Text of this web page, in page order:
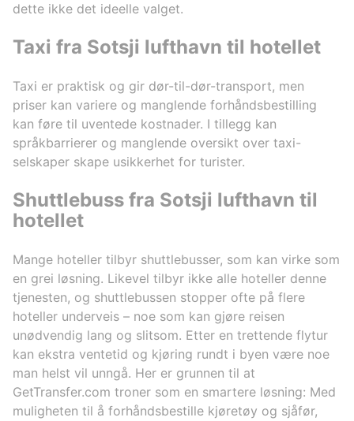
dette ikke det ideelle valget.
Taxi fra Sotsji lufthavn til hotellet
Taxi er praktisk og gir dør-til-dør-transport, men
priser kan variere og manglende forhåndsbestilling
kan føre til uventede kostnader. I tillegg kan
språkbarrierer og manglende oversikt over taxi-
selskaper skape usikkerhet for turister.
Shuttlebuss fra Sotsji lufthavn til
hotellet
Mange hoteller tilbyr shuttlebusser, som kan virke som
en grei løsning. Likevel tilbyr ikke alle hoteller denne
tjenesten, og shuttlebussen stopper ofte på flere
hoteller underveis – noe som kan gjøre reisen
unødvendig lang og slitsom. Etter en trettende flytur
kan ekstra ventetid og kjøring rundt i byen være noe
man helst vil unngå. Her er grunnen til at
GetTransfer.com troner som en smartere løsning: Med
muligheten til å forhåndsbestille kjøretøy og sjåfør,